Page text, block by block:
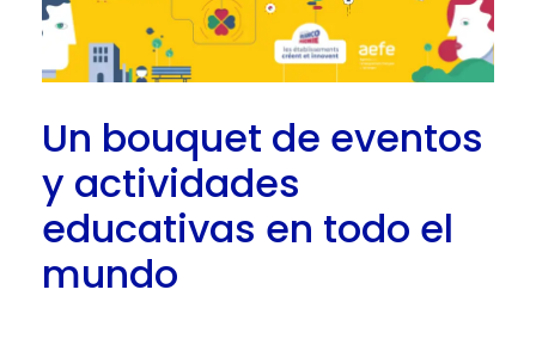
Un bouquet de eventos
y actividades
educativas en todo el
mundo